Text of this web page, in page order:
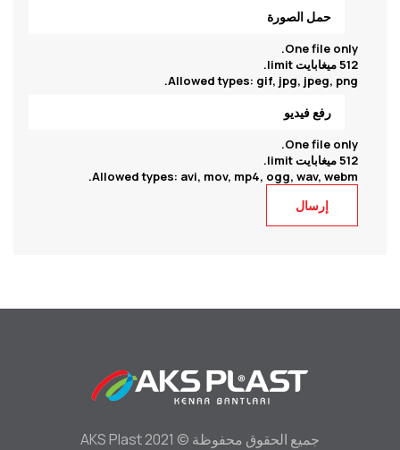
حمل الصورة
One file only.
512 ميغابايت limit.
Allowed types: gif, jpg, jpeg, png.
رفع فيديو
One file only.
512 ميغابايت limit.
Allowed types: avi, mov, mp4, ogg, wav, webm.
جميع الحقوق محفوظة © 2021 AKS Plast